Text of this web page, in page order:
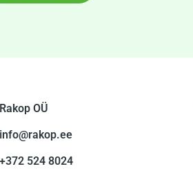
Rakop OÜ
info@rakop.ee
+372 524 8024